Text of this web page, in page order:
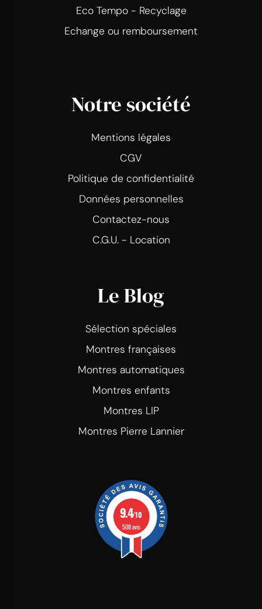
Eco Tempo - Recyclage
Echange ou remboursement
Notre société
Mentions légales
CGV
Politique de confidentialité
Données personnelles
Contactez-nous
C.G.U. - Location
Le Blog
Sélection spéciales
Montres françaises
Montres automatiques
Montres enfants
Montres LIP
Montres Pierre Lannier
9.4/10
508 avis